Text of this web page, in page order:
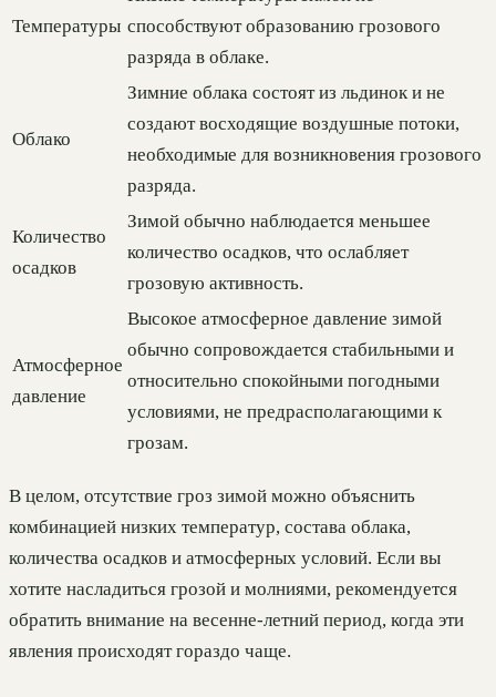
Температуры способствуют образованию грозового
разряда в облаке.
Облако
Зимние облака состоят из льдинок и не
создают восходящие воздушные потоки,
необходимые для возникновения грозового
разряда.
Количество
осадков
Зимой обычно наблюдается меньшее
количество осадков, что ослабляет
грозовую активность.
Атмосферное
давление
Высокое атмосферное давление зимой
обычно сопровождается стабильными и
относительно спокойными погодными
условиями, не предрасполагающими к
грозам.
В целом, отсутствие гроз зимой можно объяснить
комбинацией низких температур, состава облака,
количества осадков и атмосферных условий. Если вы
хотите насладиться грозой и молниями, рекомендуется
обратить внимание на весенне-летний период, когда эти
явления происходят гораздо чаще.